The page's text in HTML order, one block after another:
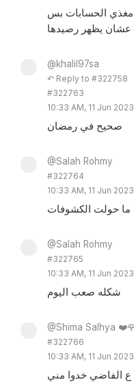
2 للبنك بكون مغذي الحسابات بس
يظهر رصيدها
@khalil97sa
↶ Reply to #322758
#322763
10:33 AM, 11 Jun 2023
صحيح في رمضان
@Salah Rohmy
#322764
10:33 AM, 11 Jun 2023
ما حولت الكشوفات
@Salah Rohmy
#322765
10:33 AM, 11 Jun 2023
شكله صعب اليوم
@Shima Salhya
#322766
10:33 AM, 11 Jun 2023